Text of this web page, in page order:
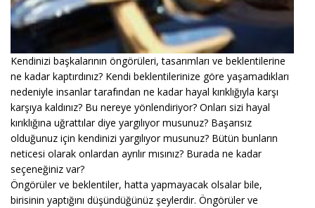
Kendinizi başkalarının öngörüleri, tasarımları ve beklentilerine
ne kadar kaptırdınız? Kendi beklentilerinize göre yaşamadıkları
nedeniyle insanlar tarafından ne kadar hayal kırıklığıyla karşı
karşıya kaldınız? Bu nereye yönlendiriyor? Onları sizi hayal
kırıklığına uğrattılar diye yargılıyor musunuz? Başarısız
olduğunuz için kendinizi yargılıyor musunuz? Bütün bunların
neticesi olarak onlardan ayrılır mısınız? Burada ne kadar
seçeneğiniz var?
Öngörüler ve beklentiler, hatta yapmayacak olsalar bile,
birisinin yaptığını düşündüğünüz şeylerdir. Öngörüler ve